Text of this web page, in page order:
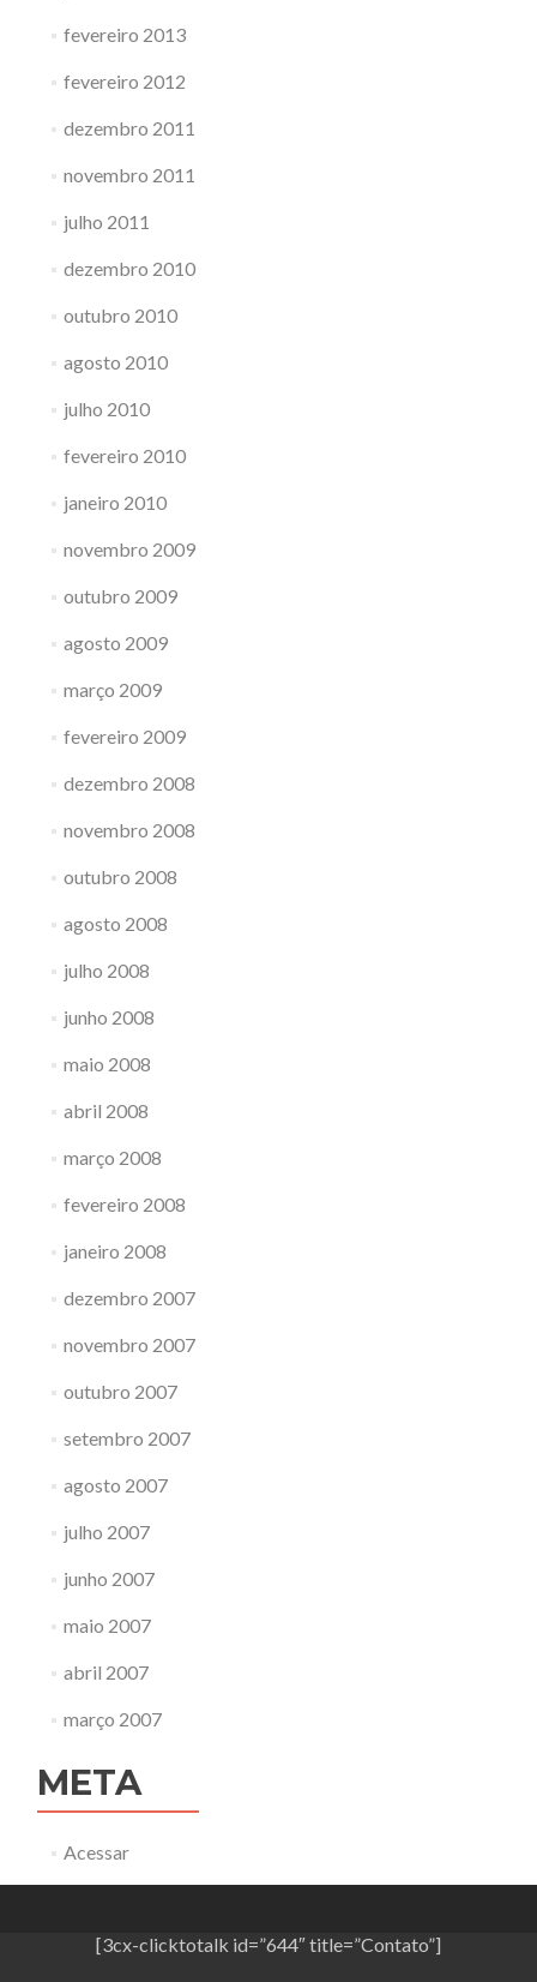
fevereiro 2013
fevereiro 2012
dezembro 2011
novembro 2011
julho 2011
dezembro 2010
outubro 2010
agosto 2010
julho 2010
fevereiro 2010
janeiro 2010
novembro 2009
outubro 2009
agosto 2009
março 2009
fevereiro 2009
dezembro 2008
novembro 2008
outubro 2008
agosto 2008
julho 2008
junho 2008
maio 2008
abril 2008
março 2008
fevereiro 2008
janeiro 2008
dezembro 2007
novembro 2007
outubro 2007
setembro 2007
agosto 2007
julho 2007
junho 2007
maio 2007
abril 2007
março 2007
META
Acessar
[3cx-clicktotalk id=”644″ title=”Contato”]